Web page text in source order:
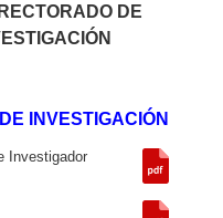
DE
INVESTIGACIÓN
Investigador